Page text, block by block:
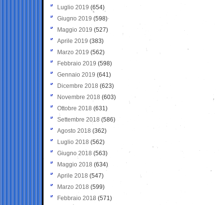
Luglio 2019 (654)
Giugno 2019 (598)
Maggio 2019 (527)
Aprile 2019 (383)
Marzo 2019 (562)
Febbraio 2019 (598)
Gennaio 2019 (641)
Dicembre 2018 (623)
Novembre 2018 (603)
Ottobre 2018 (631)
Settembre 2018 (586)
Agosto 2018 (362)
Luglio 2018 (562)
Giugno 2018 (563)
Maggio 2018 (634)
Aprile 2018 (547)
Marzo 2018 (599)
Febbraio 2018 (571)